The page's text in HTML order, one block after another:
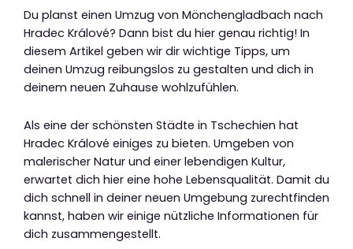
Du planst einen Umzug von Mönchengladbach nach
Hradec Králové? Dann bist du hier genau richtig! In
diesem Artikel geben wir dir wichtige Tipps, um
deinen Umzug reibungslos zu gestalten und dich in
deinem neuen Zuhause wohlzufühlen.
Als eine der schönsten Städte in Tschechien hat
Hradec Králové einiges zu bieten. Umgeben von
malerischer Natur und einer lebendigen Kultur,
erwartet dich hier eine hohe Lebensqualität. Damit du
dich schnell in deiner neuen Umgebung zurechtfinden
kannst, haben wir einige nützliche Informationen für
dich zusammengestellt.